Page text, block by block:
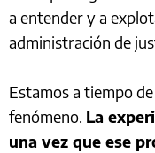
a entender y a
administración de
Estamos a tiempo
fenómeno. La
una vez que ese